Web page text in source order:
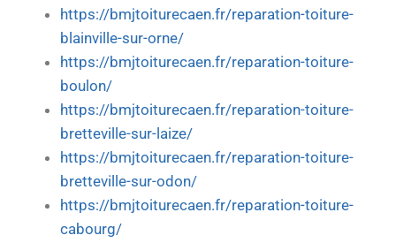
https://bmjtoiturecaen.fr/reparation-toiture-
blainville-sur-orne/
https://bmjtoiturecaen.fr/reparation-toiture-
boulon/
https://bmjtoiturecaen.fr/reparation-toiture-
bretteville-sur-laize/
https://bmjtoiturecaen.fr/reparation-toiture-
bretteville-sur-odon/
https://bmjtoiturecaen.fr/reparation-toiture-
cabourg/